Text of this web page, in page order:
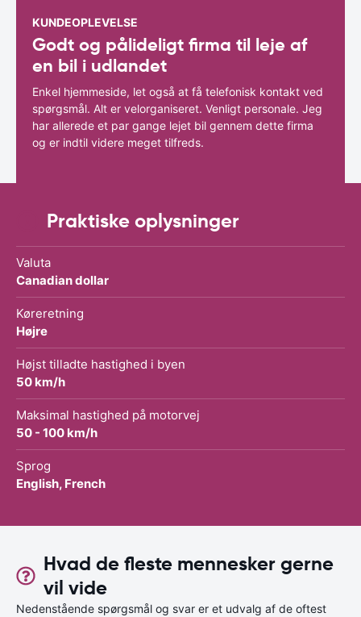
KUNDEOPLEVELSE
Godt og pålideligt firma til leje af
en bil i udlandet
Enkel hjemmeside, let også at få telefonisk kontakt ved
spørgsmål. Alt er velorganiseret. Venligt personale. Jeg
har allerede et par gange lejet bil gennem dette firma
og er indtil videre meget tilfreds.
Praktiske oplysninger
Valuta
Canadian dollar
Køreretning
Højre
Højst tilladte hastighed i byen
50 km/h
Maksimal hastighed på motorvej
50 - 100 km/h
Sprog
English, French
Hvad de fleste mennesker gerne
vil vide
Nedenstående spørgsmål og svar er et udvalg af de oftest